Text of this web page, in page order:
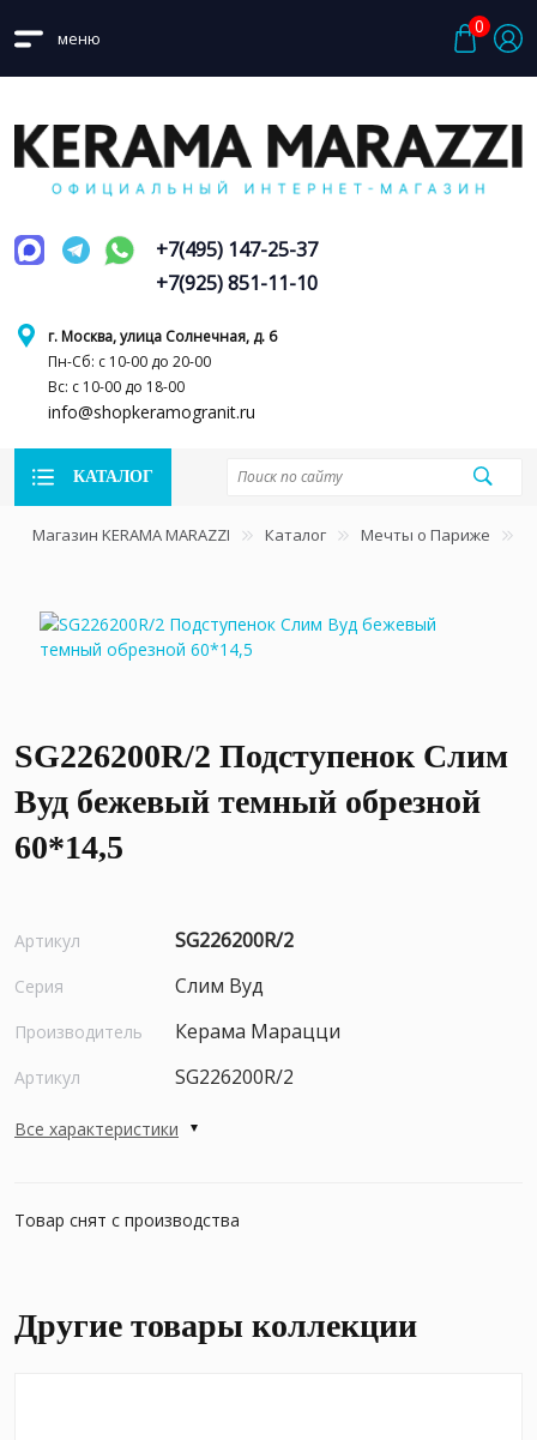
меню
0
г. Москва, улица Солнечная, д. 6
Пн-Сб: с 10-00 до 20-00
Вс: с 10-00 до 18-00
info@shopkeramogranit.ru
+7(495) 147-25-37
+7(925) 851-11-10
КАТАЛОГ
Магазин KERAMA MARAZZI Каталог Мечты о Париже
SG226200R/2 Подступенок Слим
Вуд бежевый темный обрезной
60*14,5
Артикул SG226200R/2
Серия Слим Вуд
Производитель Керама Марацци
Артикул SG226200R/2
Все характеристики
Товар снят с производства
Другие товары коллекции